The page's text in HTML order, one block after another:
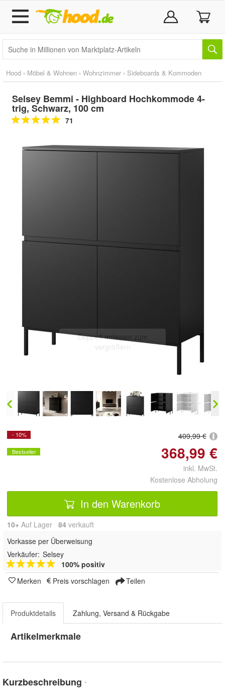
Hood › Möbel & Wohnen › Wohnzimmer › Sideboards & Kommoden
Selsey Bemmi - Highboard Hochkommode 4-
trig, Schwarz, 100 cm
71
Doppelt antippen zum
vergrößern
- 10% 409,99 €
Bestseller 368,99 €
inkl. MwSt.
Kostenlose Abholung
In den Warenkorb
10+ Auf Lager 84 verkauft
Vorkasse per Überweisung
Verkäufer: Selsey
100% positiv
Merken
Preis vorschlagen Teilen
Produktdetails Zahlung, Versand & Rückgabe
Artikelmerkmale
Kurzbeschreibung *